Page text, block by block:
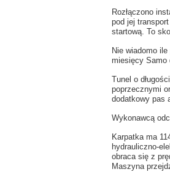
Rozłączono
pod jej
startową. To
Nie wiadomo
miesięcy Samo
Tunel o
poprzecznymi
dodatkowy pas
Wykonawcą
Karpatka ma
hydrauliczno-
obraca się z
Maszyna